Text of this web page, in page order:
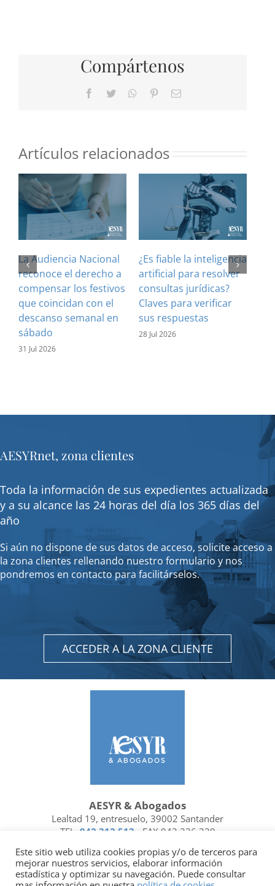
Compártenos
Facebook
Twitter WhatsApp
PinterestCorreo
Artículos relacionados
La Audiencia Nacional
reconoce el derecho a
compensar los festivos
que coincidan con el
descanso semanal en
sábado
31 Jul 2026
¿Es fiable la inteligencia
artificial para resolver
consultas jurídicas?
Claves para verificar
sus respuestas
28 Jul 2026
AESYRnet, zona clientes
Toda la información de sus expedientes actualizada
y a su alcance las 24 horas del día los 365 días del
año
Si aún no dispone de sus datos de acceso, solicite acceso a
la zona clientes rellenando nuestro formulario y nos
pondremos en contacto para facilitárselos.
ACCEDER A LA ZONA CLIENTE
AESYR & Abogados
Lealtad 19, entresuelo, 39002 Santander
TEL. 942 312 512 - FAX 942 226 329
FacebookLinkedin
Este sitio web utiliza cookies propias y/o de terceros para
mejorar nuestros servicios, elaborar información
estadística y optimizar su navegación. Puede consultar